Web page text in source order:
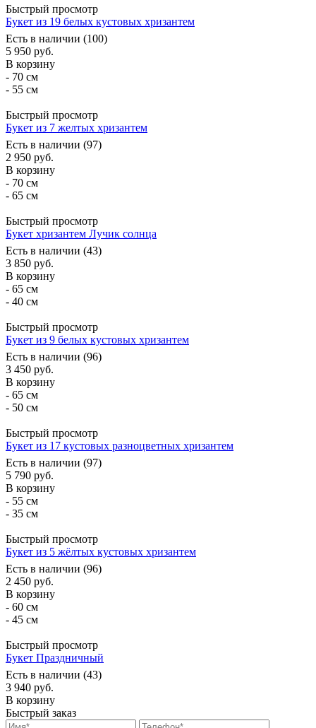
Быстрый просмотр
Букет из 19 белых кустовых хризантем
Есть в наличии (100)
5 950 руб.
В корзину
- 70 см
- 55 см
Быстрый просмотр
Букет из 7 желтых хризантем
Есть в наличии (97)
2 950 руб.
В корзину
- 70 см
- 65 см
Быстрый просмотр
Букет хризантем Лучик солнца
Есть в наличии (43)
3 850 руб.
В корзину
- 65 см
- 40 см
Быстрый просмотр
Букет из 9 белых кустовых хризантем
Есть в наличии (96)
3 450 руб.
В корзину
- 65 см
- 50 см
Быстрый просмотр
Букет из 17 кустовых разноцветных хризантем
Есть в наличии (97)
5 790 руб.
В корзину
- 55 см
- 35 см
Быстрый просмотр
Букет из 5 жёлтых кустовых хризантем
Есть в наличии (96)
2 450 руб.
В корзину
- 60 см
- 45 см
Быстрый просмотр
Букет Праздничный
Есть в наличии (43)
3 940 руб.
В корзину
Быстрый заказ